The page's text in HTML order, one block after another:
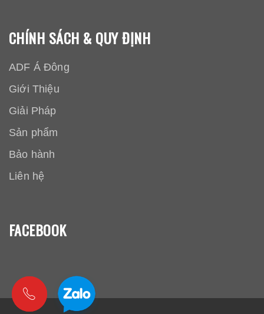
CHÍNH SÁCH & QUY ĐỊNH
ADF Á Đông
Giới Thiệu
Giải Pháp
Sản phẩm
Bảo hành
Liên hệ
FACEBOOK